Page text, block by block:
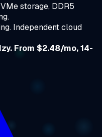
storage, DDR5
Independent cloud
From $2.48/mo, 14-